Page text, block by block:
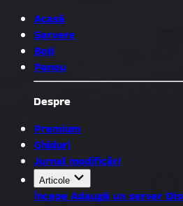
Acasă
Servere
Boți
Panou
Despre
Premium
Ghiduri
Jurnal modificări
Articole
Începe Adaugă un server